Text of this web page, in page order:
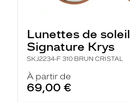
Lunettes de soleil
Signature Krys
SKJ2234-F 310 BRUN CRISTAL
À partir de
69,00 €